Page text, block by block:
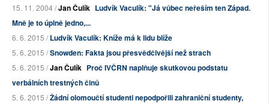
15. 11. 2004 /Jan Čulík Ludvík Vaculík: "Já vůbec neřeším ten Západ.
Mně je to úplně jedno,...
6. 6. 2015 /Ludvík Vaculík: Kníže má k lidu blíže
5. 6. 2015 /Snowden: Fakta jsou přesvědčivější než strach
5. 6. 2015 /Jan Čulík Proč IVČRN naplňuje skutkovou podstatu
verbálních trestných činů
5. 6. 2015 /Žádní olomoučtí studenti nepodpořili zahraniční studenty,